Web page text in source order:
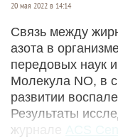
20 мая 2022 в 14:14
Связь между
азота в
передовых наук
Молекула NO, в
развитии
Результаты
журнале
ACS